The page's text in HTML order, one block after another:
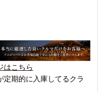
はこちら
定期的に入庫してるクラ